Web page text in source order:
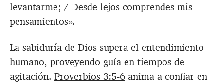
levantarme; / Desde lejos comprendes mis
pensamientos».
La sabiduría de Dios supera el entendimiento
humano, proveyendo guía en tiempos de
agitación. Proverbios 3:5-6 anima a confiar en